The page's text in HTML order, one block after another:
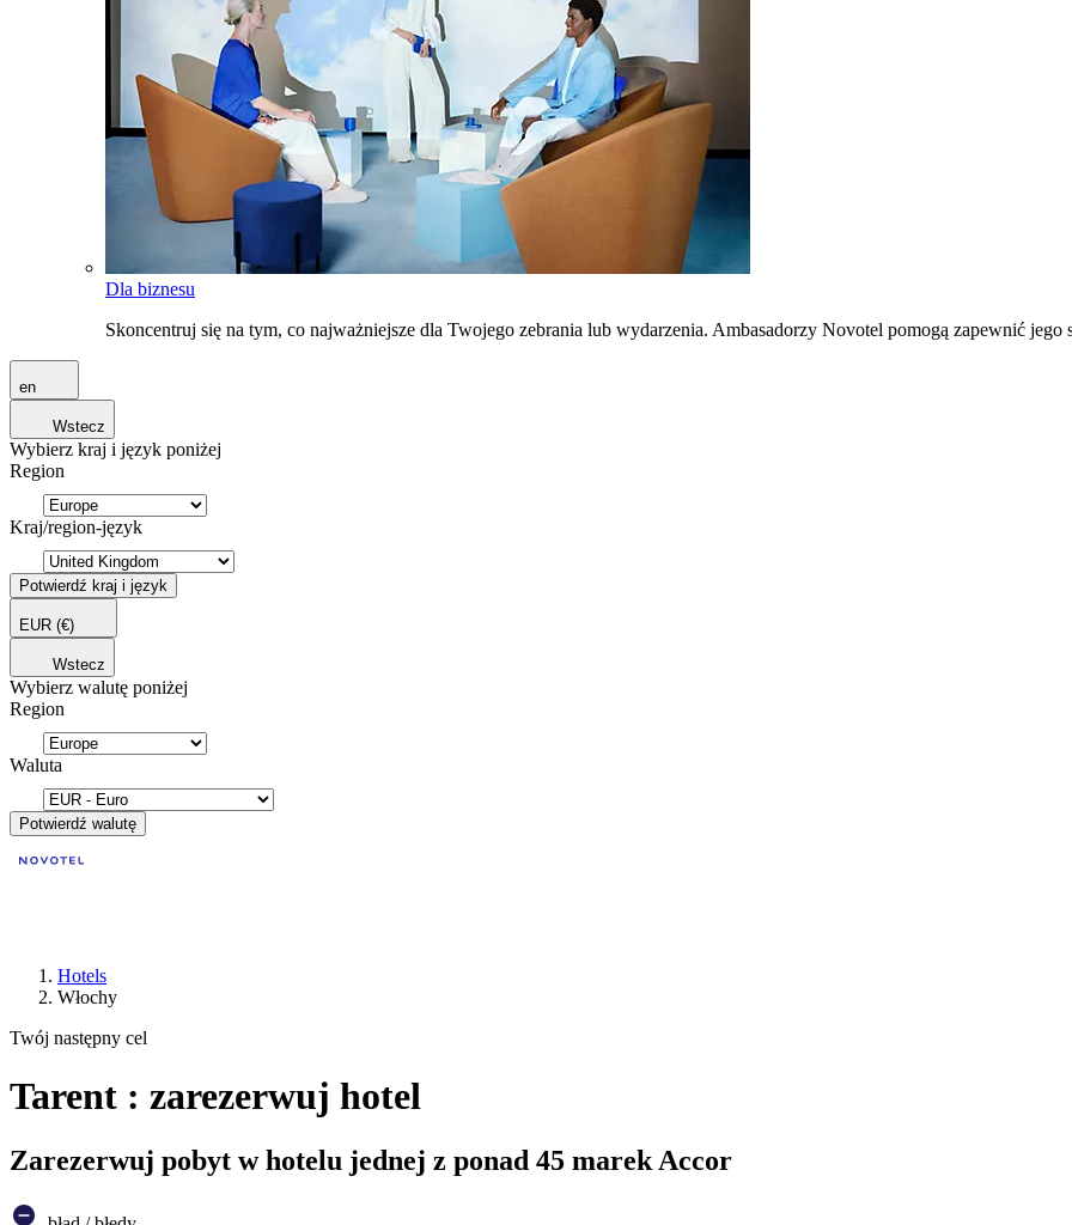
Dla biznesu
Skoncentruj się na tym, co najważniejsze dla Twojego zebrania lub wydarzenia. Ambasadorzy Novotel pomogą zapewnić jego
en
Wstecz
Wybierz kraj i język poniżej
Region
Kraj/region-język
Potwierdź kraj i język
EUR (€)
Wstecz
Wybierz walutę poniżej
Region
Waluta
Potwierdź walutę
Hotels
Włochy
Twój następny cel
Tarent : zarezerwuj hotel
Zarezerwuj pobyt w hotelu jednej z ponad 45 marek Accor